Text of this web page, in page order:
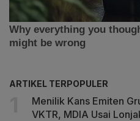
ARTIKEL TERPOPULER
Menilik Kans Emiten
VKTR, MDIA Usai